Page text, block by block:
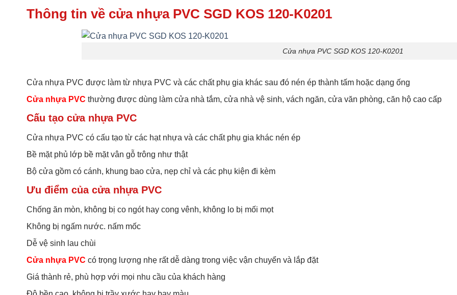
Thông tin về cửa nhựa PVC SGD KOS 120-K0201
Cửa nhựa PVC SGD KOS 120-K0201
Cửa nhựa PVC được làm từ nhựa PVC và các chất phụ gia khác sau đó nén ép thành tấm hoặc dạng ống
Cửa nhựa PVC thường được dùng làm cửa nhà tắm, cửa nhà vệ sinh, vách ngăn, cửa văn phòng, căn hộ cao cấp
Cấu tạo cửa nhựa PVC
Cửa nhựa PVC có cấu tạo từ các hạt nhựa và các chất phụ gia khác nén ép
Bề mặt phủ lớp bề mặt vân gỗ trông như thật
Bộ cửa gồm có cánh, khung bao cửa, nẹp chỉ và các phụ kiện đi kèm
Ưu điểm của cửa nhựa PVC
Chống ăn mòn, không bị co ngót hay cong vênh, không lo bị mối mọt
Không bị ngấm nước. nấm mốc
Dễ vệ sinh lau chùi
Cửa nhựa PVC có trọng lượng nhẹ rất dễ dàng trong việc vận chuyển và lắp đặt
Giá thành rẻ, phù hợp với mọi nhu cầu của khách hàng